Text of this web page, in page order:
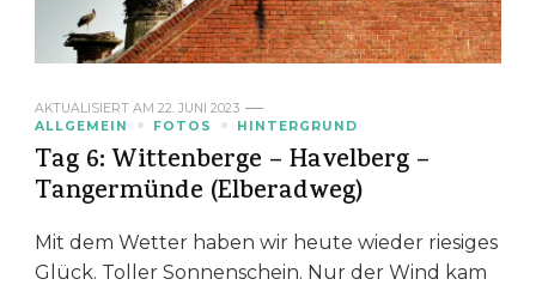
AKTUALISIERT AM 22. JUNI 2023
ALLGEMEIN
FOTOS HINTERGRUND
Tag 6: Wittenberge – Havelberg –
Tangermünde (Elberadweg)
Mit dem Wetter haben wir heute wieder riesiges
Glück. Toller Sonnenschein. Nur der Wind kam